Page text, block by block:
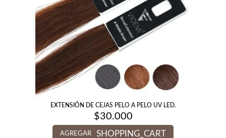
EXTENSIÓN DE CEJAS PELO A PELO UV LED.
$30.000
AGREGAR SHOPPING_CART